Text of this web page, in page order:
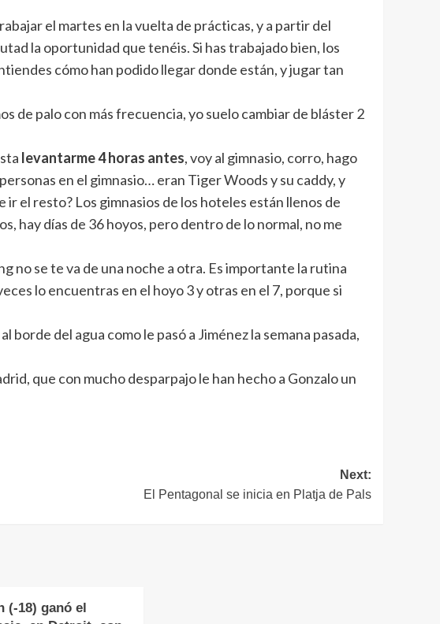
el martes en la vuelta de prácticas, y a partir del
la oportunidad que tenéis. Si has trabajado bien, los
cómo han podido llegar donde están, y jugar tan
de palo con más frecuencia, yo suelo cambiar de bláster 2
levantarme 4 horas antes, voy al gimnasio, corro, hago
en el gimnasio… eran Tiger Woods y su caddy, y
ir el resto? Los gimnasios de los hoteles están llenos de
hay días de 36 hoyos, pero dentro de lo normal, no me
no se te va de una noche a otra. Es importante la rutina
lo encuentras en el hoyo 3 y otras en el 7, porque si
del agua como le pasó a Jiménez la semana pasada,
que con mucho desparpajo le han hecho a Gonzalo un
Next:
El Pentagonal se inicia en Platja de Pals
(-18) ganó el